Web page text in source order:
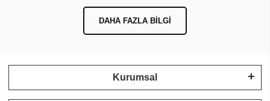
DAHA FAZLA BILGI
Kurumsal